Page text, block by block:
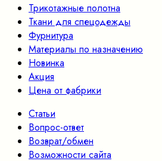
Трикотажные полотна
Ткани для спецодежды
Фурнитура
Материалы по назначению
Новинка
Акция
Цена от фабрики
Статьи
Вопрос-ответ
Возврат/обмен
Возможности сайта